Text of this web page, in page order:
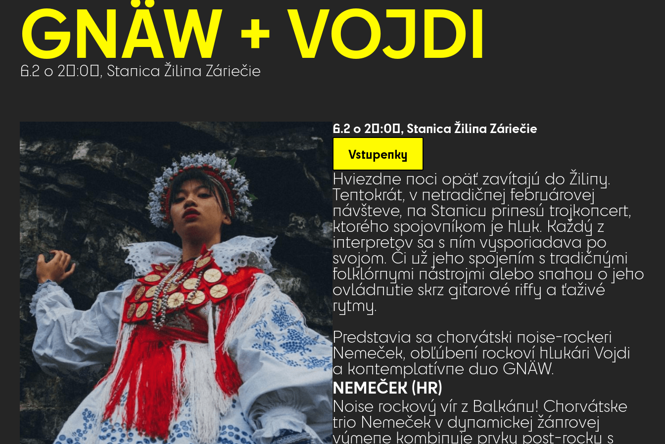
GNÄW + VOJDI
6.2 o 20:00, Stanica Žilina Záriečie
6.2 o 20:00, Stanica Žilina Záriečie
Vstupenky
Hviezdne noci opäť zavítajú do Žiliny.
Tentokrát, v netradičnej februárovej
návšteve, na Stanicu prinesú trojkoncert,
ktorého spojovníkom je hluk. Každý z
interpretov sa s ním vysporiadava po
svojom. Či už jeho spojením s tradičnými
folklórnymi nástrojmi alebo snahou o jeho
ovládnutie skrz gitarové riffy a ťaživé
rytmy.
Predstavia sa chorvátski noise-rockeri
Nemeček, obľúbení rockoví hlukári Vojdi
a kontemplatívne duo GNÄW.
NEMEČEK (HR)
Noise rockový vír z Balkánu! Chorvátske
trio Nemeček v dynamickej žánrovej
výmene kombinuje prvky post-rocku s